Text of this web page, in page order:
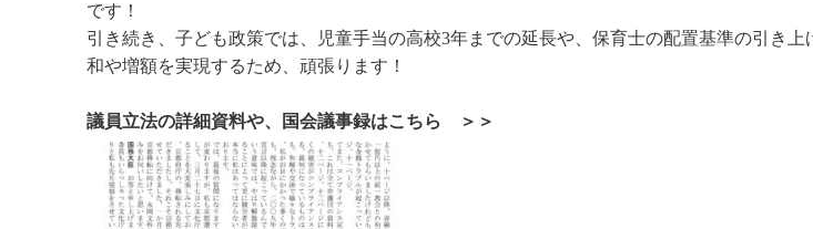
です！
引き続き、子ども政策では、児童手当の高校3年までの延長や、保育士の配置基準の引き
和や増額を実現するため、頑張ります！
議員立法の詳細資料や、国会議事録はこちら ＞＞